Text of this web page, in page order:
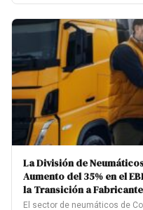
La División de
Aumento del 35% en el
la Transición a
El sector de neumáticos de